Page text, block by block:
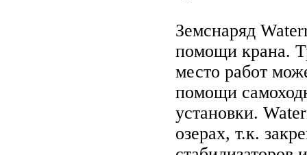
Земснаряд
помощи крана.
место работ
помощи
установки.
озерах, т.к.